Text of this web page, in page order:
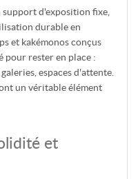
support d'exposition fixe,
durable en
et kakémonos conçus
pour rester en place :
espaces d'attente.
un véritable élément
et